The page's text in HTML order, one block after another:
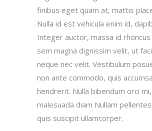
finibus eget quam at, mattis
Nulla id est vehicula enim id,
Integer auctor, massa id
sem magna dignissim velit, ut
neque nec velit. Vestibulum
non ante commodo, quis
hendrerit. Nulla bibendum orci
malesuada diam Nullam
quis suscipit ullamcorper.